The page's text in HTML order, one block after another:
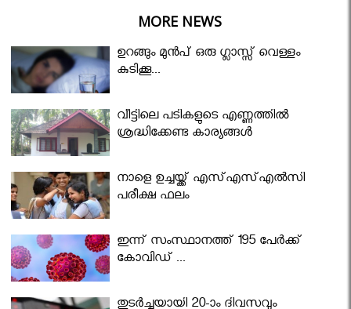
MORE NEWS
ഉറങ്ങും മുന്‍പ് ഒരു ഗ്ലാസ്സ് വെള്ളം
കുടിക്കൂ...
വീട്ടിലെ പടികളുടെ എണ്ണത്തിൽ
ശ്രദ്ധിക്കേണ്ട കാര്യങ്ങൾ
നാളെ ഉച്ചയ്ക്ക് എസ്എസ്എല്‍സി
പരീക്ഷ ഫലം
ഇന്ന് സംസ്ഥാനത്ത് 195 പേര്‍ക്ക്
കോവിഡ് ...